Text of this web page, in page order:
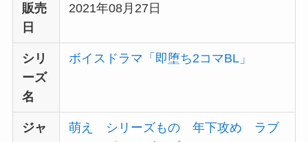
販売
日
2021年08月27日
シリ
ーズ
名
ボイスドラマ「即堕ち2コマBL」
ジャ
萌え シリーズもの 年下攻め
ラブ